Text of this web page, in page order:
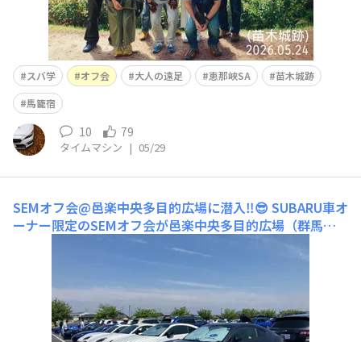
スバ学 オフ会 大人の遠足 恵那峡SA
苗木城跡
馬籠宿
10 79
タイムマシン | 05/29
SEMオフ会@邑楽中央多目的広場に潜入‼️😎 SUBARU車オ
ーナー限定のSEMオフ会が邑楽中央多目的広場（群馬
県）にて開催され、170台を超えるSUBARU車が集結‼️
「マニアックなカスタマイズ」車から私のような「ど・ノ
ーマル」車まで、希少車含め多種多様なSUBARU車がズラ
リ並ぶ光景は圧巻でした❣️SUBARU車オーナー界隈では大
人気のYo